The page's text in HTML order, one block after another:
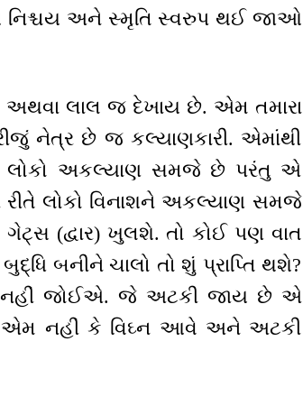
નિશ્ચય અને સ્મૃતિ સ્વરુપ થઈ જાઓ
લાલ જ દેખાય છે. એમ તમારા
નેત્ર છે જ કલ્યાણકારી. એમાંથી
લોકો અકલ્યાણ સમજે છે પરંતુ એ
લોકો વિનાશને અકલ્યાણ સમજે
(દ્વાર) ખુલશે. તો કોઈ પણ વાત
બનીને ચાલો તો શું પ્રાપ્તિ થશે?
જોઈએ. જે અટકી જાય છે એ
એમ નહીં કે વિઘ્ન આવે અને અટકી